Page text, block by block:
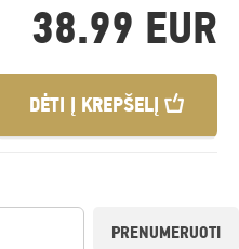
38.99 EUR
DĖTI Į KREPŠELĮ
PRENUMERUOTI